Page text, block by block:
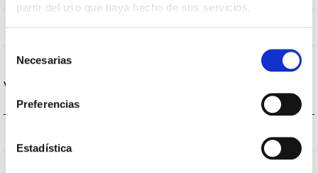
partir del uso que haya hecho de sus servicios.
consentimiento
Necesarias
Preferencias
Estadística
Vie